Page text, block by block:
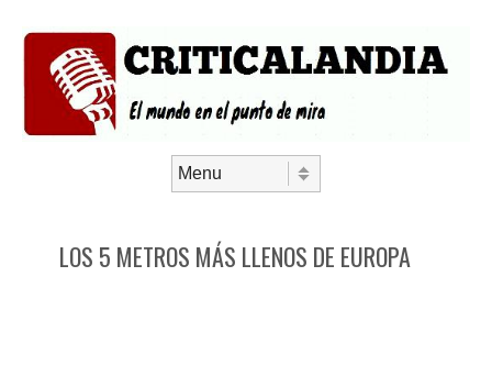
LOS 5 METROS MÁS LLENOS DE EUROPA